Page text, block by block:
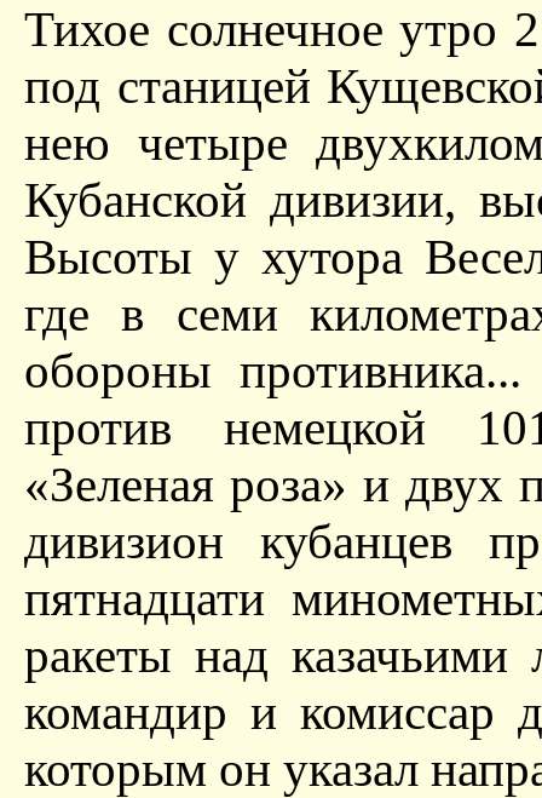
Тихое солнечное утро
под станицей
нею четыре
Кубанской дивизии,
Высоты у хутора
где в семи
обороны
против немецкой
«Зеленая роза» и двух
дивизион кубанцев
пятнадцати
ракеты над казачьими
командир и комиссар
которым он указал